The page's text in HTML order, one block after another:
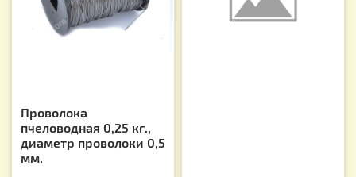
Проволока
пчеловодная 0,25 кг.,
диаметр проволоки 0,5
мм.